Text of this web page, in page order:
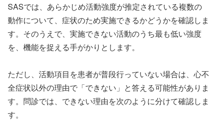
SASでは、あらかじめ活動強度が推定されている複数の
動作について、症状のため実施できるかどうかを確認しま
す。そのうえで、実施できない活動のうち最も低い強度
を、機能を捉える手がかりとします。
ただし、活動項目を患者が普段行っていない場合は、心不
全症状以外の理由で「できない」と答える可能性がありま
す。問診では、できない理由を次のように分けて確認しま
す。